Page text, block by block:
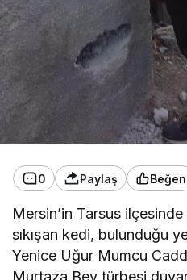
0 Paylaş Beğen
Mersin’in Tarsus
sıkışan kedi, bulunduğu
Yenice Uğur Mumcu
Murtaza Bey türbesi